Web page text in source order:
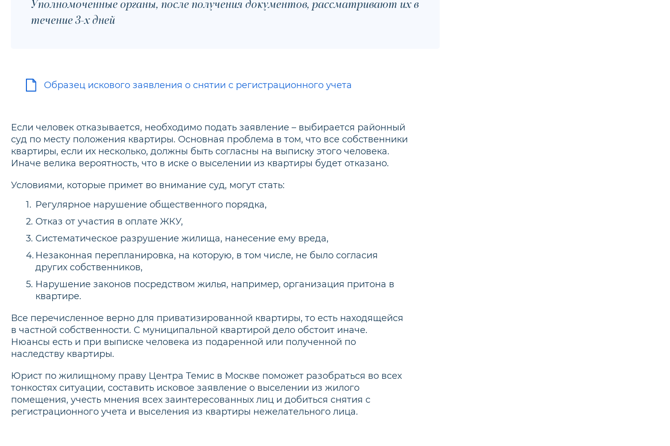
Уполномоченные органы, после получения документов, рассматривают их в
течение 3-х дней
Образец искового заявления о снятии с регистрационного учета
Если человек отказывается, необходимо подать заявление – выбирается районный
суд по месту положения квартиры. Основная проблема в том, что все собственники
квартиры, если их несколько, должны быть согласны на выписку этого человека.
Иначе велика вероятность, что в иске о выселении из квартиры будет отказано.
Условиями, которые примет во внимание суд, могут стать:
Регулярное нарушение общественного порядка,
Отказ от участия в оплате ЖКУ,
Систематическое разрушение жилища, нанесение ему вреда,
Незаконная перепланировка, на которую, в том числе, не было согласия
других собственников,
Нарушение законов посредством жилья, например, организация притона в
квартире.
Все перечисленное верно для приватизированной квартиры, то есть находящейся
в частной собственности. С муниципальной квартирой дело обстоит иначе.
Нюансы есть и при выписке человека из подаренной или полученной по
наследству квартиры.
Юрист по жилищному праву Центра Темис в Москве поможет разобраться во всех
тонкостях ситуации, составить исковое заявление о выселении из жилого
помещения, учесть мнения всех заинтересованных лиц и добиться снятия с
регистрационного учета и выселения из квартиры нежелательного лица.